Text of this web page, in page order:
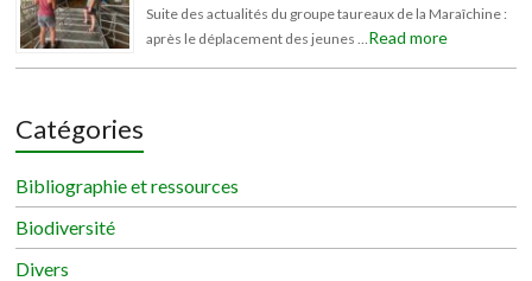
Suite des actualités du groupe taureaux de la Maraîchine :
après le déplacement des jeunes … Read more
Catégories
Bibliographie et ressources
Biodiversité
Divers